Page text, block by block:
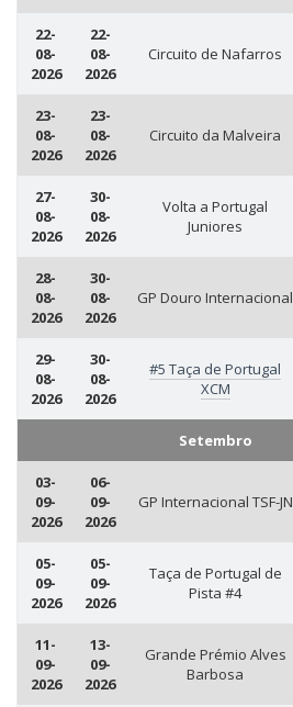
22-
08-
2026
22-
08-
2026
Circuito de Nafarros
23-
08-
2026
23-
08-
2026
Circuito da Malveira
27-
08-
2026
30-
08-
2026
Volta a Portugal
Juniores
28-
08-
2026
30-
08-
2026
GP Douro Internacional
29-
08-
2026
30-
08-
2026
#5 Taça de Portugal
XCM
Setembro
03-
09-
2026
06-
09-
2026
GP Internacional TSF-JN
05-
09-
2026
05-
09-
2026
Taça de Portugal de
Pista #4
11-
09-
2026
13-
09-
2026
Grande Prémio Alves
Barbosa